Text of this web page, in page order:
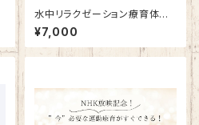
水中リラクゼーション療育体験
会
¥7,000